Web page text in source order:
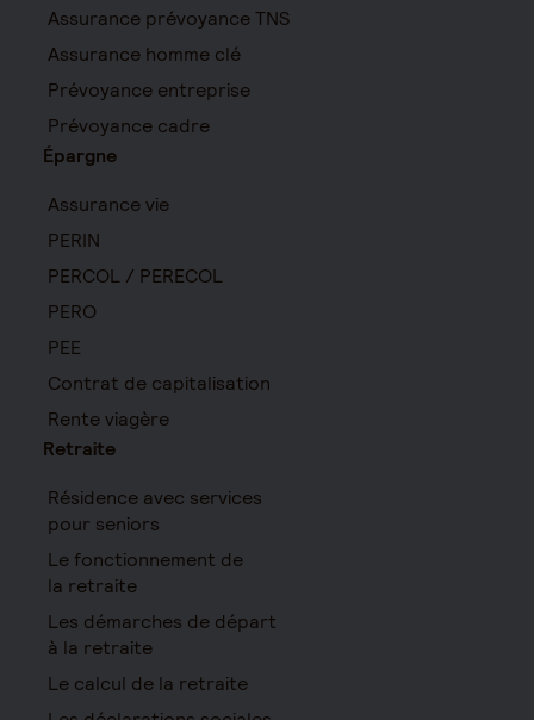
Assurance prévoyance TNS
Assurance homme clé
Prévoyance entreprise
Prévoyance cadre
Épargne
Assurance vie
PERIN
PERCOL / PERECOL
PERO
PEE
Contrat de capitalisation
Rente viagère
Retraite
Résidence avec services
pour seniors
Le fonctionnement de
la retraite
Les démarches de départ
à la retraite
Le calcul de la retraite